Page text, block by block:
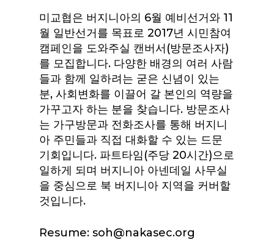
미교협은 버지니아의 6월 예비선거와 11
월 일반선거를 목표로 2017년 시민참여
캠페인을 도와주실 캔버서(방문조사자)
를 모집합니다. 다양한 배경의 여러 사람
들과 함께 일하려는 굳은 신념이 있는
분, 사회변화를 이끌어 갈 본인의 역량을
가꾸고자 하는 분을 찾습니다. 방문조사
는 가구방문과 전화조사를 통해 버지니
아 주민들과 직접 대화할 수 있는 드문
기회입니다. 파트타임(주당 20시간)으로
일하게 되며 버지니아 아넨데일 사무실
을 중심으로 북 버지니아 지역을 커버할
것입니다.
Resume: soh@nakasec.org